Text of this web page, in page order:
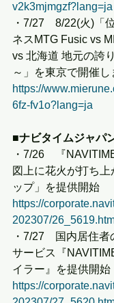
v2k3mjmgzf?lang=ja
・7/27　8/22(火)「
ネスMTG Fusic vs
vs 北海道 地元の誇
～」を東京で開催し
https://
6fz-fv1o?lang=ja
■ナビタイムジャパ
・7/26　『
図上に花火が打ち
ップ」を提供開始
https://
202307/
・7/27　国内居住
サービス『
イラー』を提供開始
https://